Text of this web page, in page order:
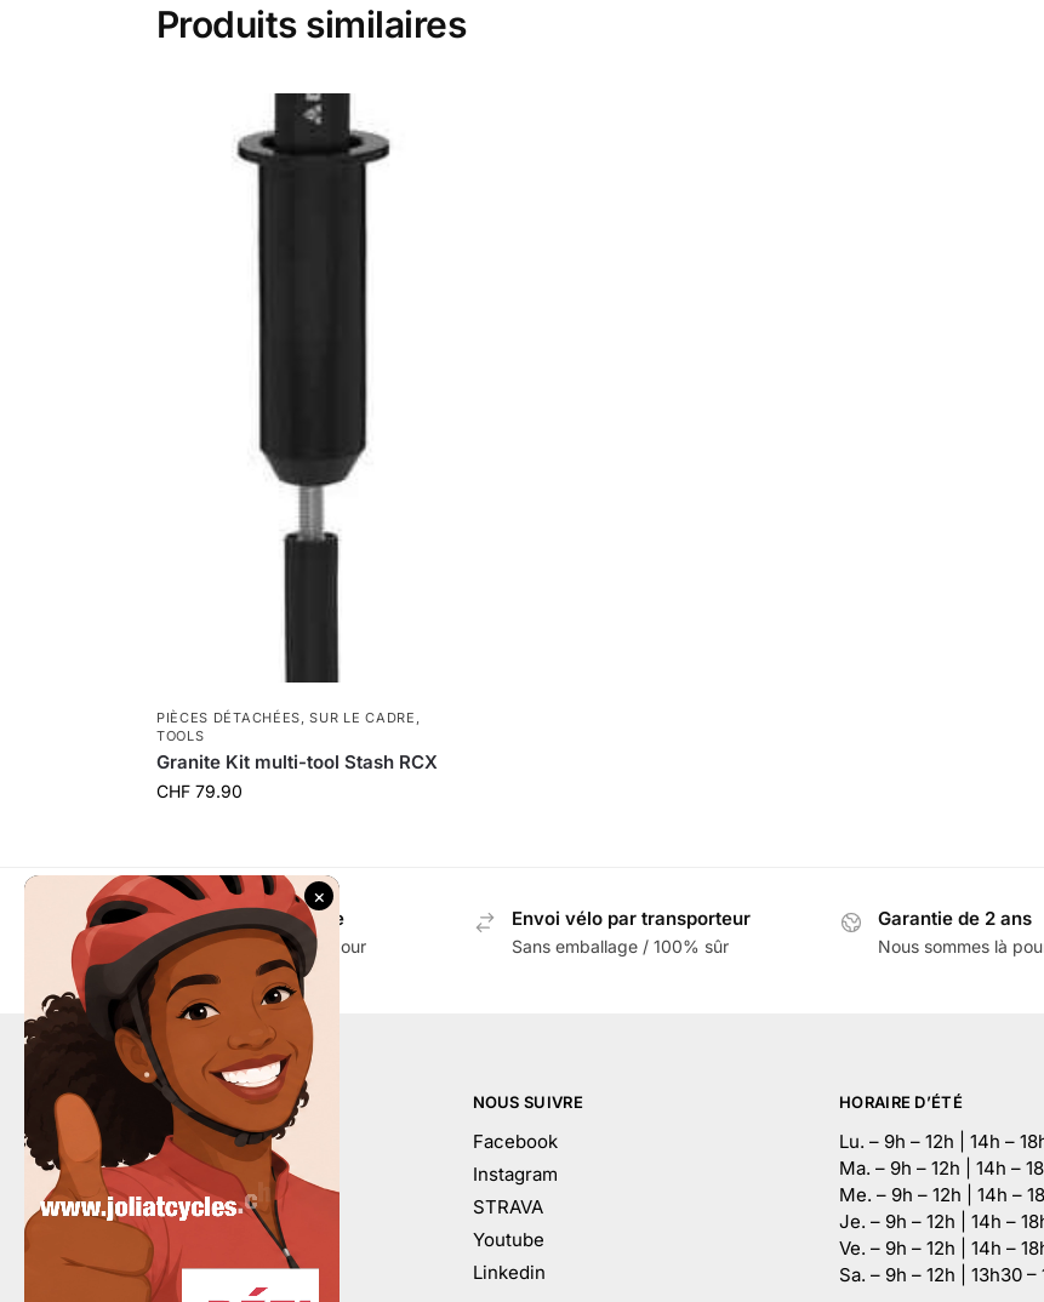
Produits similaires
PIÈCES DÉTACHÉES,SUR LE CADRE ,
TOOLS
Granite Kit multi-tool Stash RCX
CHF79.90
Envoi gratuit en Suisse
Dès CHF 100.- d'achat pour
accessoires
Envoi vélo par transporteur
Sans emballage / 100% sûr
Garantie de 2 ans
Nous sommes là
Mon compte
Contactez-nous
Conditions générales
À votre service
Calendrier
NOUS SUIVRE
Facebook
Instagram
STRAVA
Youtube
Linkedin
HORAIRE D’ÉTÉ
Lu. – 9h – 12h | 14h –
Ma. – 9h – 12h | 14h –
Me. – 9h – 12h | 14h –
Je. – 9h – 12h | 14h –
Ve. – 9h – 12h | 14h –
Sa. – 9h – 12h | 13h30 –